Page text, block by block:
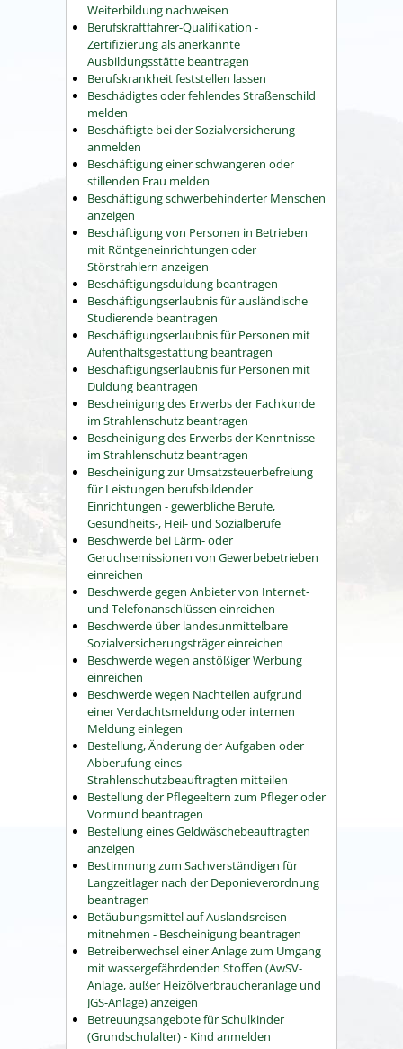
Weiterbildung nachweisen
Berufskraftfahrer-Qualifikation -
Zertifizierung als anerkannte
Ausbildungsstätte beantragen
Berufskrankheit feststellen lassen
Beschädigtes oder fehlendes Straßenschild
melden
Beschäftigte bei der Sozialversicherung
anmelden
Beschäftigung einer schwangeren oder
stillenden Frau melden
Beschäftigung schwerbehinderter Menschen
anzeigen
Beschäftigung von Personen in Betrieben
mit Röntgeneinrichtungen oder
Störstrahlern anzeigen
Beschäftigungsduldung beantragen
Beschäftigungserlaubnis für ausländische
Studierende beantragen
Beschäftigungserlaubnis für Personen mit
Aufenthaltsgestattung beantragen
Beschäftigungserlaubnis für Personen mit
Duldung beantragen
Bescheinigung des Erwerbs der Fachkunde
im Strahlenschutz beantragen
Bescheinigung des Erwerbs der Kenntnisse
im Strahlenschutz beantragen
Bescheinigung zur Umsatzsteuerbefreiung
für Leistungen berufsbildender
Einrichtungen - gewerbliche Berufe,
Gesundheits-, Heil- und Sozialberufe
Beschwerde bei Lärm- oder
Geruchsemissionen von Gewerbebetrieben
einreichen
Beschwerde gegen Anbieter von Internet-
und Telefonanschlüssen einreichen
Beschwerde über landesunmittelbare
Sozialversicherungsträger einreichen
Beschwerde wegen anstößiger Werbung
einreichen
Beschwerde wegen Nachteilen aufgrund
einer Verdachtsmeldung oder internen
Meldung einlegen
Bestellung, Änderung der Aufgaben oder
Abberufung eines
Strahlenschutzbeauftragten mitteilen
Bestellung der Pflegeeltern zum Pfleger oder
Vormund beantragen
Bestellung eines Geldwäschebeauftragten
anzeigen
Bestimmung zum Sachverständigen für
Langzeitlager nach der Deponieverordnung
beantragen
Betäubungsmittel auf Auslandsreisen
mitnehmen - Bescheinigung beantragen
Betreiberwechsel einer Anlage zum Umgang
mit wassergefährdenden Stoffen (AwSV-
Anlage, außer Heizölverbraucheranlage und
JGS-Anlage) anzeigen
Betreuungsangebote für Schulkinder
(Grundschulalter) - Kind anmelden